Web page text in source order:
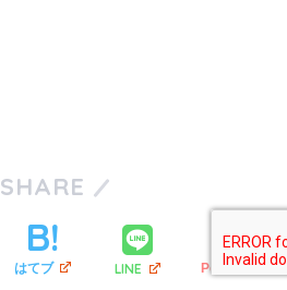
SHARE
はてブ LINE Pocket